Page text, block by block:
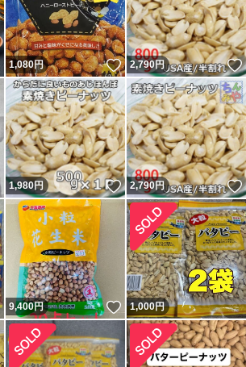
いいね！
1,080円 いいね！
2,790円
いいね！
1,980円 いいね！
2,790円
いいね！
9,400円 いいね！
1,000円